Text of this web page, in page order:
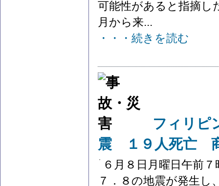
可能性があると指摘し
月から来...
・・・続きを読む
フィリピ
震 １９人死亡
６月８日月曜日午前
７．８の地震が発生